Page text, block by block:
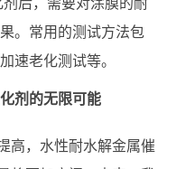
后，需要对涂膜的耐
。常用的测试方法包
速老化测试等。
剂的无限可能
高，水性耐水解金属催